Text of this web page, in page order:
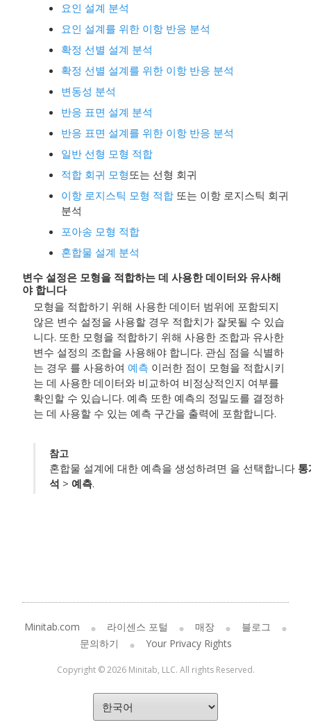
요인 설계 분석
요인 설계를 위한 이항 반응 분석
확정 선별 설계 분석
확정 선별 설계를 위한 이항 반응 분석
변동성 분석
반응 표면 설계 분석
반응 표면 설계를 위한 이항 반응 분석
일반 선형 모형 적합
적합 회귀 모형또는 선형 회귀
이항 로지스틱 모형 적합 또는 이항 로지스틱 회귀
분석
포아송 모형 적합
혼합물 설계 분석
변수 설정은 모형을 적합하는 데 사용한 데이터와 유사해
야 합니다
모형을 적합하기 위해 사용한 데이터 범위에 포함되지
않은 변수 설정을 사용할 경우 적합치가 잘못될 수 있습
니다. 또한 모형을 적합하기 위해 사용한 조합과 유사한
변수 설정의 조합을 사용해야 합니다. 관심 점을 식별하
는 경우 를 사용하여 예측 이러한 점이 모형을 적합시키
는 데 사용한 데이터와 비교하여 비정상적인지 여부를
확인할 수 있습니다. 예측 또한 예측의 정밀도를 결정하
는 데 사용할 수 있는 예측 구간을 출력에 포함합니다.
참고
혼합물 설계에 대한 예측을 생성하려면 을 선택합니다
석 > 예측.
Minitab.com 라이센스 포털 매장
블로그
문의하기
Your Privacy Rights
Copyright © 2026 Minitab, LLC. All rights Reserved.